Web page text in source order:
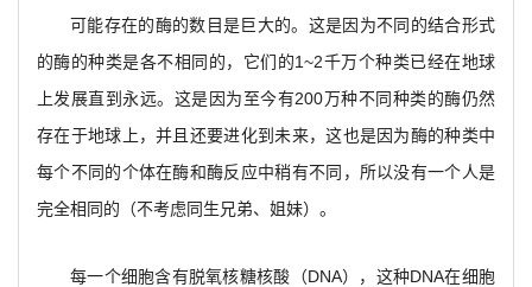
可能存在的酶的数目是巨大的。这是因为不同的结合形式
的酶的种类是各不相同的，它们的1~2千万个种类已经在地球
上发展直到永远。这是因为至今有200万种不同种类的酶仍然
存在于地球上，并且还要进化到未来，这也是因为酶的种类中
每个不同的个体在酶和酶反应中稍有不同，所以没有一个人是
完全相同的（不考虑同生兄弟、姐妹）。
每一个细胞含有脱氧核糖核酸（DNA），这种DNA在细胞